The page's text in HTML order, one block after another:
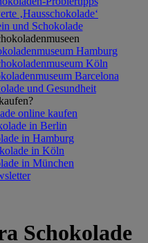
‚Hausschokolade‘
und Schokolade
Hamburg
Köln
Barcelona
und Gesundheit
online kaufen
in Berlin
in Hamburg
in Köln
in München
Schokolade